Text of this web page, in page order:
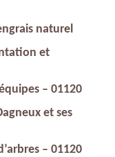
naturel
et
– 01120
et ses
– 01120